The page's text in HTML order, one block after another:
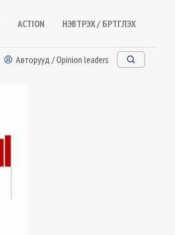
ACTION НЭВТРЭХ / БҮРТГҮҮЛЭХ
Авторууд / Opinion leaders